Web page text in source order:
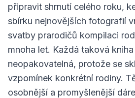
připravit shrnutí celého roku,
sbírku nejnovějších fotografií
svatby prarodičů kompilaci
mnoha let. Každá taková
neopakovatelná, protože se
vzpomínek konkrétní rodiny.
osobnější a promyšlenější